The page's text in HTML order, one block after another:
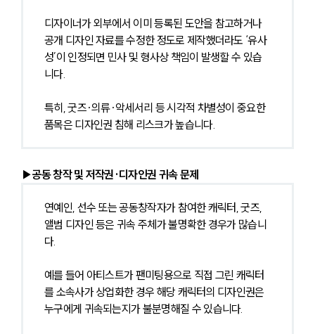
디자이너가 외부에서 이미 등록된 도안을 참고하거나
공개 디자인 자료를 수정한 정도로 제작했더라도 ‘유사
성’이 인정되면 민사 및 형사상 책임이 발생할 수 있습
니다.
특히, 굿즈·의류·악세서리 등 시각적 차별성이 중요한
품목은 디자인권 침해 리스크가 높습니다.
▶공동 창작 및 저작권·디자인권 귀속 문제
연예인, 선수 또는 공동창작자가 참여한 캐릭터, 굿즈,
앨범 디자인 등은 귀속 주체가 불명확한 경우가 많습니
다.
예를 들어 아티스트가 팬미팅용으로 직접 그린 캐릭터
를 소속사가 상업화한 경우 해당 캐릭터의 디자인권은
누구에게 귀속되는지가 불분명해질 수 있습니다.